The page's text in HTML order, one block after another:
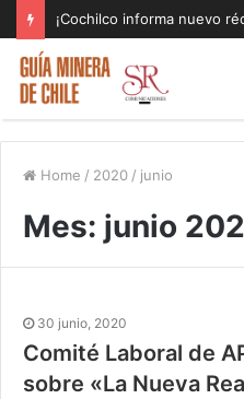
Home / 2020 / junio
Mes: junio
30 junio, 2020
Comité Laboral de
sobre «La Nueva